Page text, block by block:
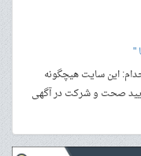
"
این سایت هیچگونه
صحت و شرکت در آگهی